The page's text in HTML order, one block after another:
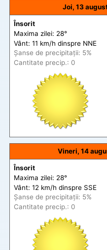
Joi, 13
Însorit
Maxima zilei: 28°
Vânt: 11 km/h dinspre NNE
Șanse de precipitații: 5%
Cantitate precip.: 0
Vineri, 14
Însorit
Maxima zilei: 28°
Vânt: 12 km/h dinspre SSE
Șanse de precipitații: 5%
Cantitate precip.: 0